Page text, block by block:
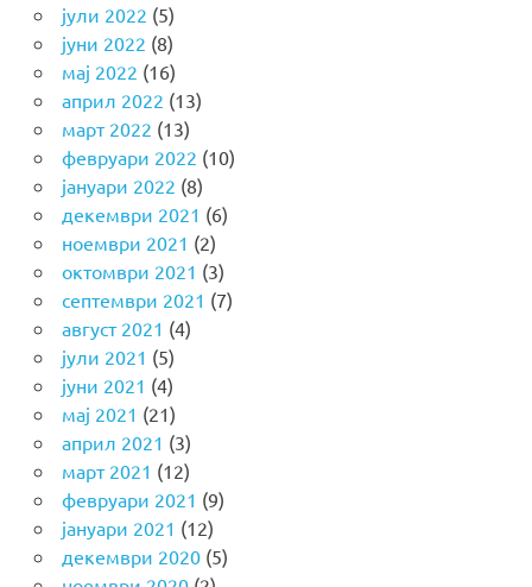
јули 2022 (5)
јуни 2022 (8)
мај 2022 (16)
април 2022 (13)
март 2022 (13)
февруари 2022 (10)
јануари 2022 (8)
декември 2021 (6)
ноември 2021 (2)
октомври 2021 (3)
септември 2021 (7)
август 2021 (4)
јули 2021 (5)
јуни 2021 (4)
мај 2021 (21)
април 2021 (3)
март 2021 (12)
февруари 2021 (9)
јануари 2021 (12)
декември 2020(5)